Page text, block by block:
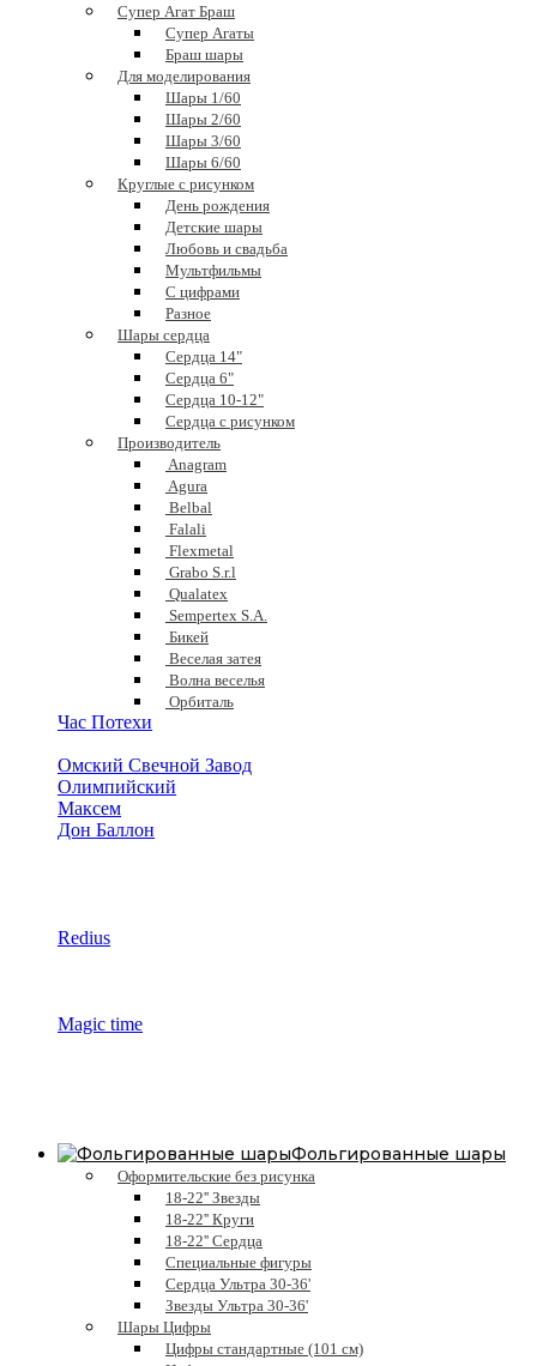
Супер Агат Браш
Супер Агаты
Браш шары
Для моделирования
Шары 1/60
Шары 2/60
Шары 3/60
Шары 6/60
Круглые с рисунком
День рождения
Детские шары
Любовь и свадьба
Мультфильмы
С цифрами
Разное
Шары сердца
Сердца 14"
Сердца 6"
Сердца 10-12"
Сердца с рисунком
Производитель
Anagram
Agura
Belbal
Falali
Flexmetal
Grabo S.r.l
Qualatex
Sempertex S.A.
Бикей
Веселая затея
Волна веселья
Орбиталь
Час Потехи
Омский Свечной Завод
Олимпийский
Максем
Дон Баллон
Redius
Magic time
Фольгированные шары
Оформительские без рисунка
18-22'' Звезды
18-22'' Круги
18-22'' Сердца
Специальные фигуры
Сердца Ультра 30-36'
Звезды Ультра 30-36'
Шары Цифры
Цифры стандартные (101 см)